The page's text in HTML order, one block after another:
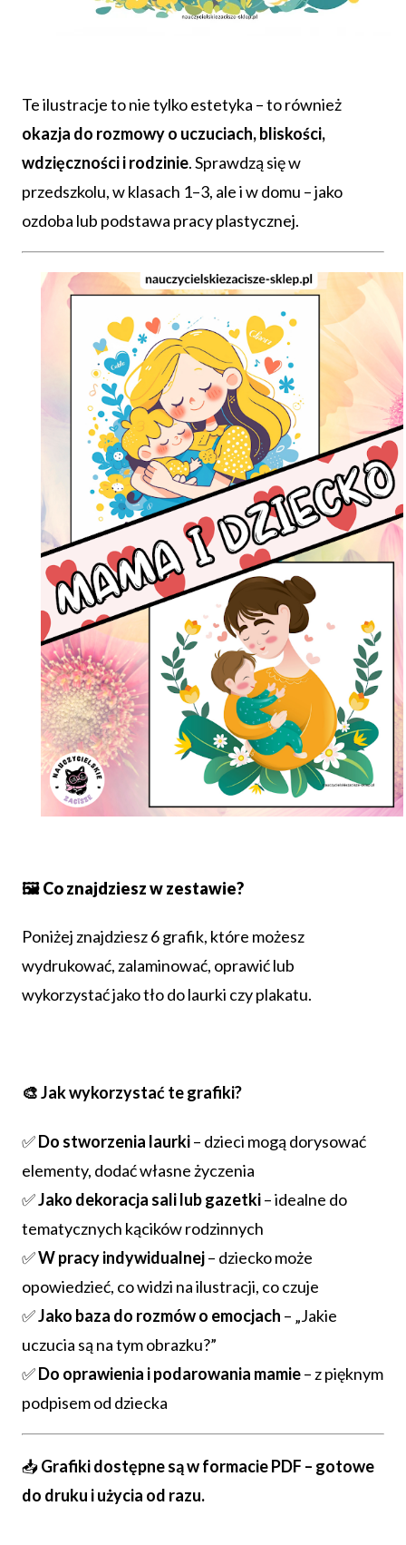
Te ilustracje to nie tylko estetyka – to również
okazja do rozmowy o uczuciach, bliskości,
wdzięczności i rodzinie. Sprawdzą się w
przedszkolu, w klasach 1–3, ale i w domu – jako
ozdoba lub podstawa pracy plastycznej.
🖼️Co znajdziesz w zestawie?
Poniżej znajdziesz 6 grafik, które możesz
wydrukować, zalaminować, oprawić lub
wykorzystać jako tło do laurki czy plakatu.
🎨 Jak wykorzystać te grafiki?
✅Do stworzenia laurki– dzieci mogą dorysować
elementy, dodać własne życzenia
✅Jako dekoracja sali lub gazetki– idealne do
tematycznych kącików rodzinnych
✅W pracy indywidualnej– dziecko może
opowiedzieć, co widzi na ilustracji, co czuje
✅Jako baza do rozmów o emocjach – „Jakie
uczucia są na tym obrazku?”
✅Do oprawienia i podarowania mamie– z pięknym
podpisem od dziecka
📥Grafiki dostępne są w formacie PDF – gotowe
do druku i użycia od razu.